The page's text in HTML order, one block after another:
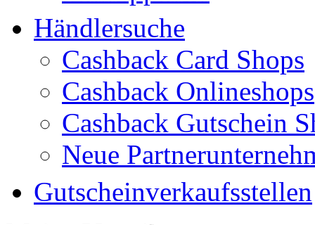
Händlersuche
Cashback Card Shops
Cashback Onlineshops
Cashback Gutschein
Neue
Gutscheinverkaufsstellen